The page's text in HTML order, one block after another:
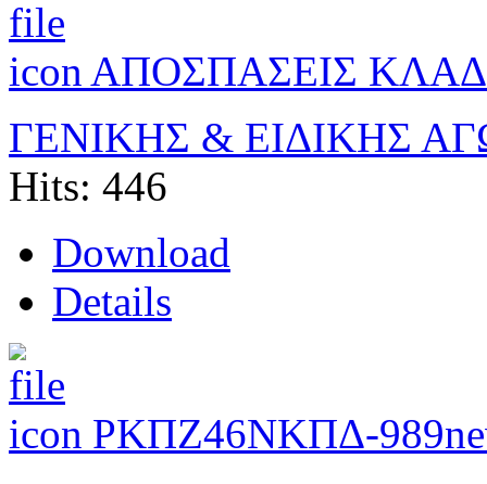
ΑΠΟΣΠΑΣΕΙΣ
ΓΕΝΙΚΗΣ & ΕΙΔΙΚΗΣ
Hits: 446
Download
Details
ΡΚΠΖ46ΝΚΠΔ-989